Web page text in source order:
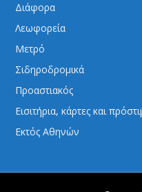
Διάφορα
Λεωφορεία
Μετρό
Σιδηροδρομικά
Προαστιακός
Εισιτήρια, κάρτες και
Εκτός Αθηνών